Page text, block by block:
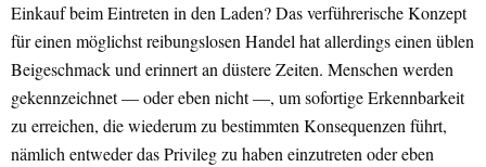
Einkauf beim Eintreten in den Laden? Das verführerische Konzept
für einen möglichst reibungslosen Handel hat allerdings einen üblen
Beigeschmack und erinnert an düstere Zeiten. Menschen werden
gekennzeichnet — oder eben nicht —, um sofortige Erkennbarkeit
zu erreichen, die wiederum zu bestimmten Konsequenzen führt,
nämlich entweder das Privileg zu haben einzutreten oder eben